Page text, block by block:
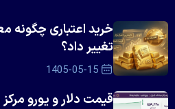
خرید اعتباری چگونه
تغییر داد؟
1405-05-15
قیمت دلار و یورو مرکز